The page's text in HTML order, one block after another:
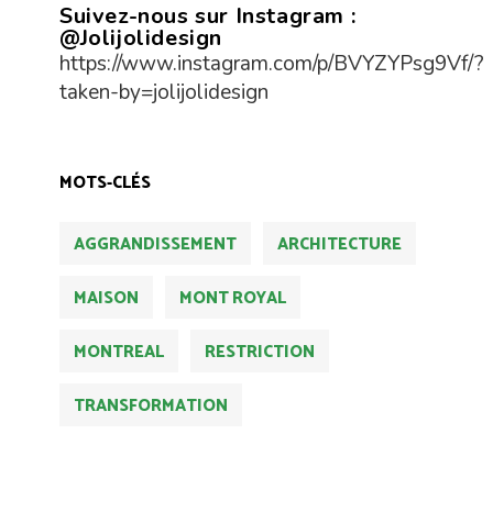
Suivez-nous sur Instagram :
@Jolijolidesign
https://www.instagram.com/p/BVYZYPsg9Vf/?
taken-by=jolijolidesign
MOTS-CLÉS
AGGRANDISSEMENT
ARCHITECTURE
MAISON
MONT ROYAL
MONTREAL
RESTRICTION
TRANSFORMATION